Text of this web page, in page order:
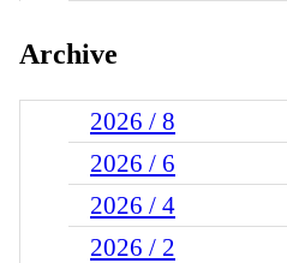
Archive
2026 / 8
2026 / 6
2026 / 4
2026 / 2